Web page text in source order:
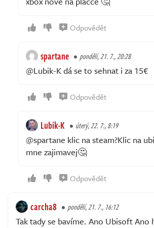
Odpovědět
spartane pondělí, 21. 7., 20:28
@Lubik-K dá se to sehnat i za 15€
Odpovědět
Lubik-K úterý, 22. 7., 8:19
@spartane klic na steam?Klic na
mne zajimavej🤔
Odpovědět
carcha8 pondělí, 21. 7., 16:12
Tak tady se bavíme. Ano Ubisoft Ano